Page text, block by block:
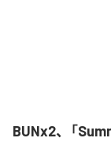
BUNx2、「